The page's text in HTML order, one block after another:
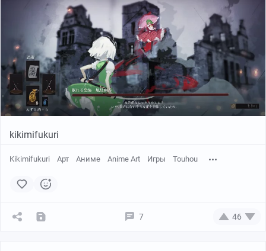
kikimifukuri
Kikimifukuri Арт Аниме Anime Art Игры Touhou
7 46